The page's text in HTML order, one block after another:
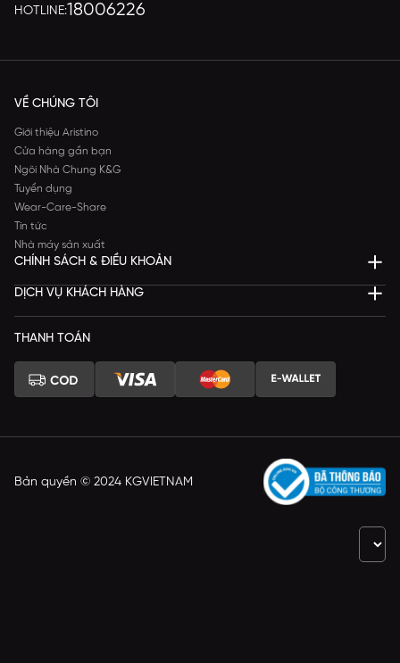
HOTLINE:18006226
VỀ CHÚNG TÔI
Giới thiệu Aristino
Cửa hàng gần bạn
Ngôi Nhà Chung K&G
Tuyển dụng
Wear-Care-Share
Tin tức
Nhà máy sản xuất
CHÍNH SÁCH & ĐIỀU KHOẢN
DỊCH VỤ KHÁCH HÀNG
THANH TOÁN
Bản quyền © 2024 KGVIETNAM